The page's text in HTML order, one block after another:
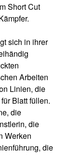
Short Cut
sich in ihrer
Arbeiten
Linien, die
Blatt füllen.
die
die
Werken
die